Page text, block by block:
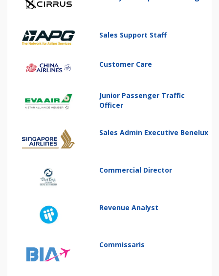
Sales Support Staff
Customer Care
Junior Passenger Traffic
Officer
Sales Admin Executive Benelux
Commercial Director
Revenue Analyst
Commissaris